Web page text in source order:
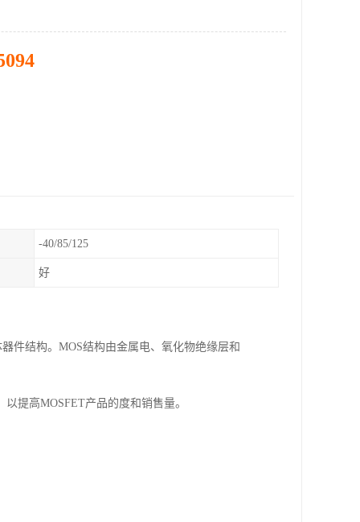
-40/85/125
好
件结构。MOS结构由金属电、氧化物绝缘层和
提高MOSFET产品的度和销售量。